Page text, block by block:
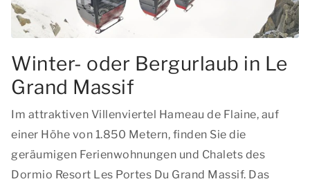
Winter- oder Bergurlaub in Le
Grand Massif
Im attraktiven Villenviertel Hameau de Flaine, auf
einer Höhe von 1.850 Metern, finden Sie die
geräumigen Ferienwohnungen und Chalets des
Dormio Resort Les Portes Du Grand Massif. Das